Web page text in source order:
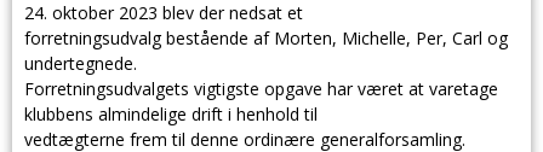
24. oktober 2023 blev der nedsat et
forretningsudvalg bestående af Morten, Michelle, Per, Carl og
undertegnede.
Forretningsudvalgets vigtigste opgave har været at varetage
klubbens almindelige drift i henhold til
vedtægterne frem til denne ordinære generalforsamling.